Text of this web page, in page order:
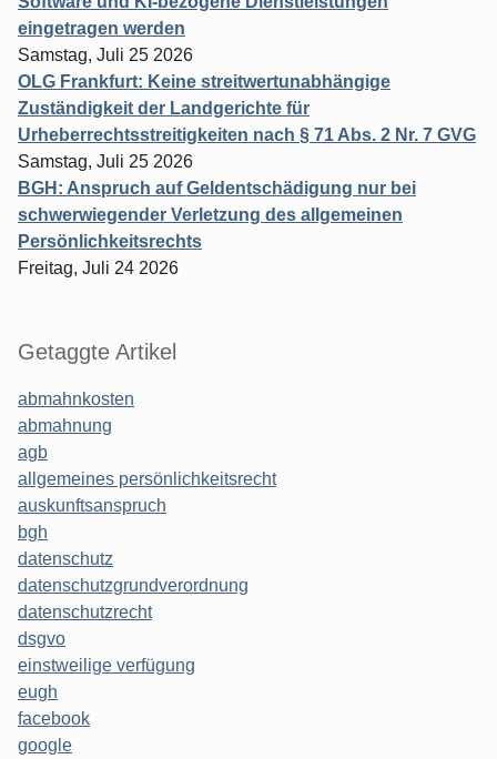
eingetragen werden
Samstag, Juli 25 2026
OLG Frankfurt: Keine streitwertunabhängige
Zuständigkeit der Landgerichte für
Urheberrechtsstreitigkeiten nach § 71 Abs. 2 Nr. 7 GVG
Samstag, Juli 25 2026
BGH: Anspruch auf Geldentschädigung nur bei
schwerwiegender Verletzung des allgemeinen
Persönlichkeitsrechts
Freitag, Juli 24 2026
Getaggte Artikel
abmahnkosten
abmahnung
agb
allgemeines persönlichkeitsrecht
auskunftsanspruch
bgh
datenschutz
datenschutzgrundverordnung
datenschutzrecht
dsgvo
einstweilige verfügung
eugh
facebook
google